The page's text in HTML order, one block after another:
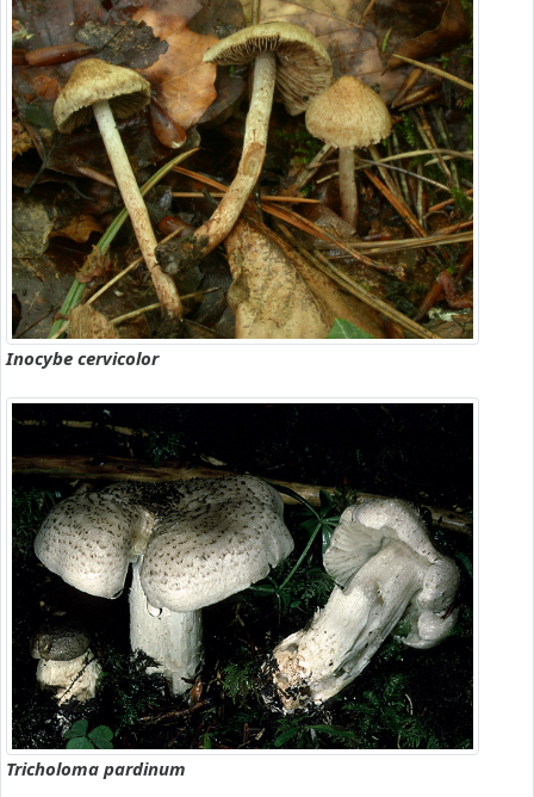
Inocybe cervicolor
Tricholoma pardinum